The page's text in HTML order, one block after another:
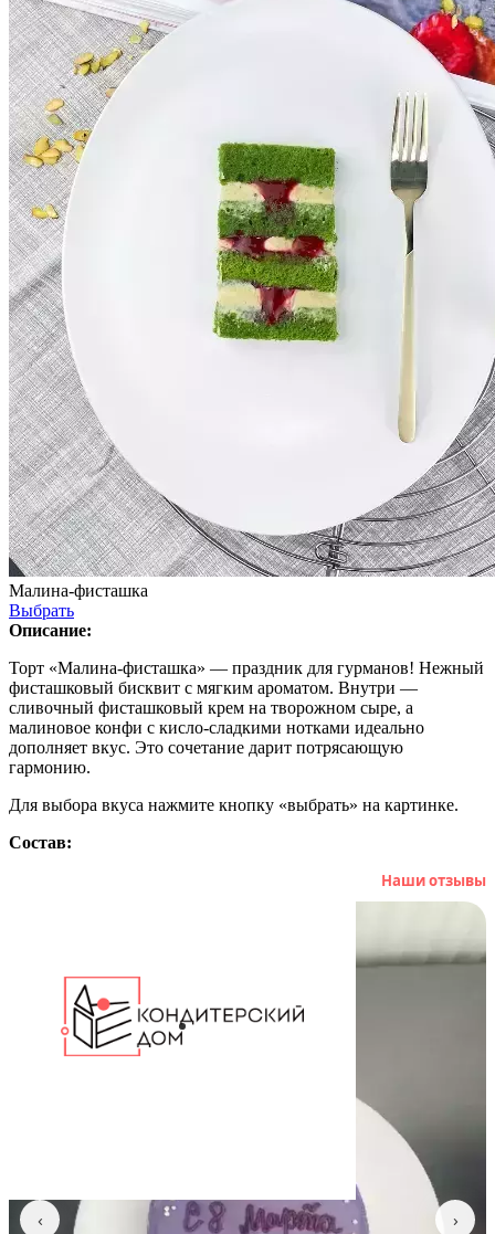
Малина-фисташка
Выбрать
Описание:
Торт «Малина-фисташка» — праздник для гурманов! Нежный
фисташковый бисквит с мягким ароматом. Внутри —
сливочный фисташковый крем на творожном сыре, а
малиновое конфи с кисло-сладкими нотками идеально
дополняет вкус. Это сочетание дарит потрясающую
гармонию.
Для выбора вкуса нажмите кнопку «выбрать» на картинке.
Состав:
Наши отзывы
‹ ›